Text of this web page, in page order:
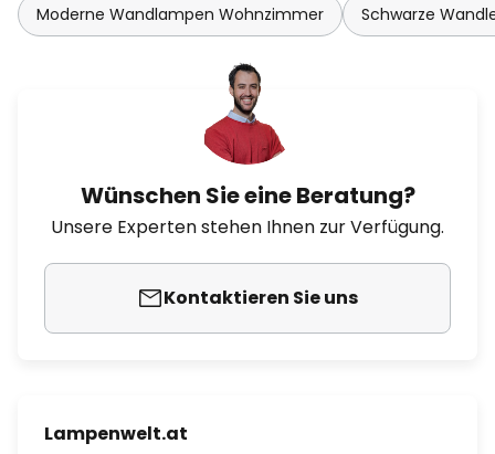
Moderne Wandlampen Wohnzimmer Schwarze
Wünschen Sie eine Beratung?
Unsere Experten stehen Ihnen zur Verfügung.
Kontaktieren Sie uns
Lampenwelt.at